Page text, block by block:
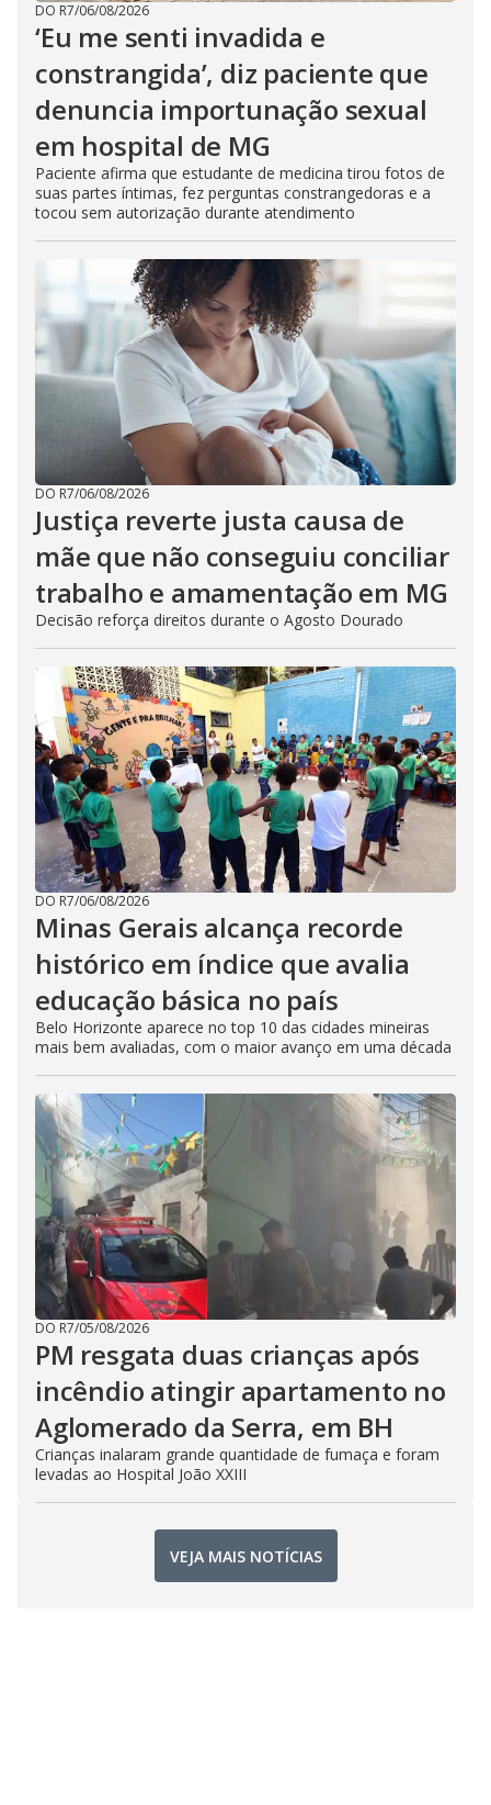
DO R7/06/08/2026
‘Eu me senti invadida e
constrangida’, diz paciente que
denuncia importunação sexual
em hospital de MG
Paciente afirma que estudante de medicina tirou fotos de
suas partes íntimas, fez perguntas constrangedoras e a
tocou sem autorização durante atendimento
DO R7/06/08/2026
Justiça reverte justa causa de
mãe que não conseguiu conciliar
trabalho e amamentação em MG
Decisão reforça direitos durante o Agosto Dourado
DO R7/06/08/2026
Minas Gerais alcança recorde
histórico em índice que avalia
educação básica no país
Belo Horizonte aparece no top 10 das cidades mineiras
mais bem avaliadas, com o maior avanço em uma década
DO R7/05/08/2026
PM resgata duas crianças após
incêndio atingir apartamento no
Aglomerado da Serra, em BH
Crianças inalaram grande quantidade de fumaça e foram
levadas ao Hospital João XXIII
VEJA MAIS NOTÍCIAS